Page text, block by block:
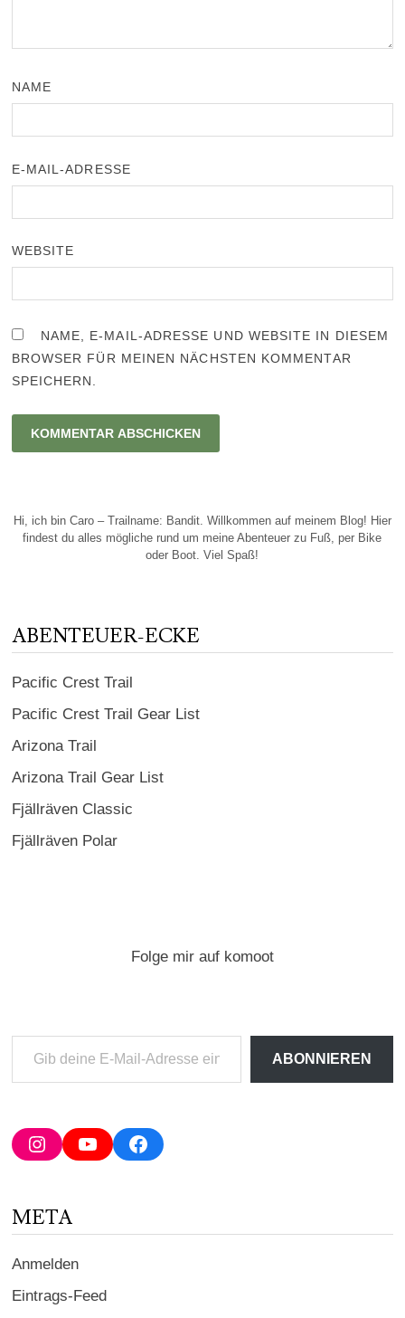
NAME
E-MAIL-ADRESSE
WEBSITE
NAME, E-MAIL-ADRESSE UND WEBSITE IN DIESEM
BROWSER FÜR MEINEN NÄCHSTEN KOMMENTAR
SPEICHERN.
Hi, ich bin Caro – Trailname: Bandit. Willkommen auf meinem Blog! Hier
findest du alles mögliche rund um meine Abenteuer zu Fuß, per Bike
oder Boot. Viel Spaß!
ABENTEUER-ECKE
Pacific Crest Trail
Pacific Crest Trail Gear List
Arizona Trail
Arizona Trail Gear List
Fjällräven Classic
Fjällräven Polar
Folge mir auf komoot
deine
Adresse
ein ...
ABONNIEREN
InstagramYouTubeFacebook
META
Anmelden
Eintrags-Feed